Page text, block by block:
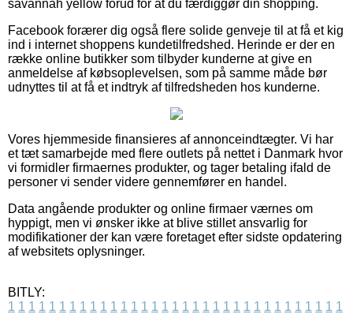
savannah yellow forud for at du færdiggør din shopping.
Facebook forærer dig også flere solide genveje til at få et kig
ind i internet shoppens kundetilfredshed. Herinde er der en
række online butikker som tilbyder kunderne at give en
anmeldelse af købsoplevelsen, som på samme måde bør
udnyttes til at få et indtryk af tilfredsheden hos kunderne.
Vores hjemmeside finansieres af annonceindtægter. Vi har
et tæt samarbejde med flere outlets på nettet i Danmark hvor
vi formidler firmaernes produkter, og tager betaling ifald de
personer vi sender videre gennemfører en handel.
Data angående produkter og online firmaer værnes om
hyppigt, men vi ønsker ikke at blive stillet ansvarlig for
modifikationer der kan være foretaget efter sidste opdatering
af websitets oplysninger.
BITLY:
1 1 1 1 1 1 1 1 1 1 1 1 1 1 1 1 1 1 1 1 1 1 1 1 1 1 1 1 1 1 1 1 1